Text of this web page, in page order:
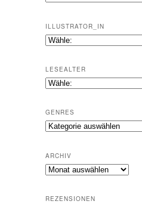
ILLUSTRATOR_IN
LESEALTER
GENRES
Genres
ARCHIV
Archiv
REZENSIONEN